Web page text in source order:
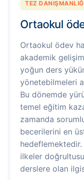
TEZ
Ortaokul
Ortaokul ödev
akademik
yoğun ders
yönetebilmeleri
Bu dönemde
temel eğitim
zamanda
becerilerini en
ilkeler
derslere olan